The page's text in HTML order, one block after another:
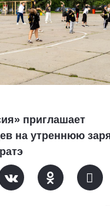
приглашает
на утреннюю